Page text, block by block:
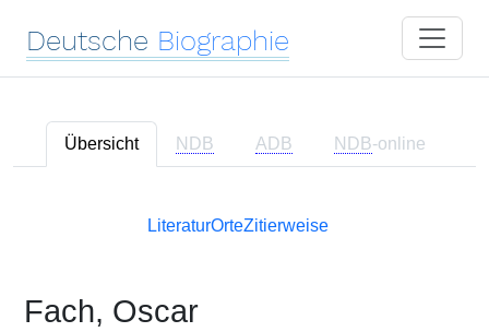
Deutsche Biographie
Übersicht NDB ADB NDB-online
LiteraturOrteZitierweise
Fach, Oscar